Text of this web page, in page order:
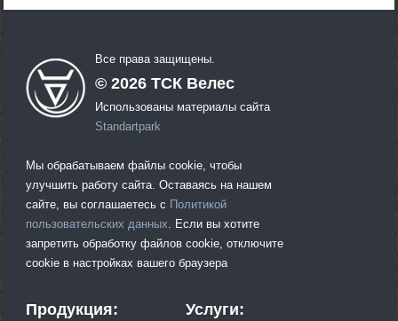
Все права защищены.
©2026 ТСК Велес
Использованы материалы сайта
Standartpark
Мы обрабатываем файлы cookie, чтобы
улучшить работу сайта. Оставаясь на нашем
сайте, вы соглашаетесь с Политикой
пользовательских данных . Если вы хотите
запретить обработку файлов cookie, отключите
cookie в настройках вашего браузера
Продукция: Услуги: